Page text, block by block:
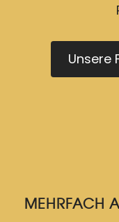
Unsere
MEHRFACH